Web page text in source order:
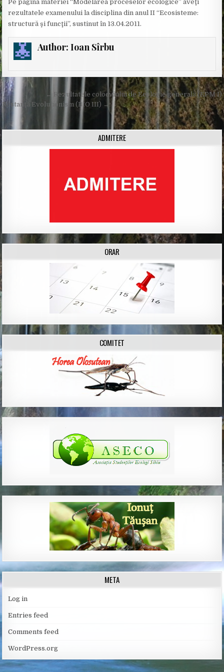
Pe pagina materiei “Modelarea proceselor ecologice” aveţi
rezultatele examenului la disciplina din anul II “Ecosisteme:
structură şi funcţii”, sustinut în 13.04.2011.
Author: Ioan Sîrbu
Post
navigation
← Rezultatele colocviului de Ecologie generală (EPM I)
Restanţă Evoluţionism (BIO III) →
ADMITERE
ORAR
COMITET
META
Log in
Entries feed
Comments feed
WordPress.org